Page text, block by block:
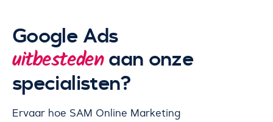
Google Ads
uitbestedenaan onze
specialisten?
Ervaar hoe SAM Online Marketing